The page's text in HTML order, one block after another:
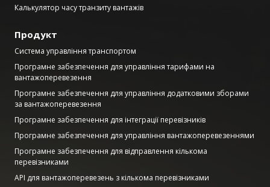
Калькулятор часу транзиту вантажів
Продукт
Система управління транспортом
Програмне забезпечення для управління тарифами на
вантажоперевезення
Програмне забезпечення для управління додатковими зборами
за вантажоперевезення
Програмне забезпечення для інтеграції перевізників
Програмне забезпечення для управління вантажоперевезеннями
Програмне забезпечення для відправлення кількома
перевізниками
API для вантажоперевезень з кількома перевізниками